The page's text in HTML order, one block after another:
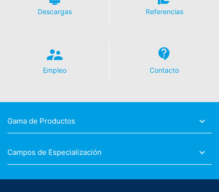
Descargas Referencias
Empleo Contacto
Gama de Productos
Campos de Especialización